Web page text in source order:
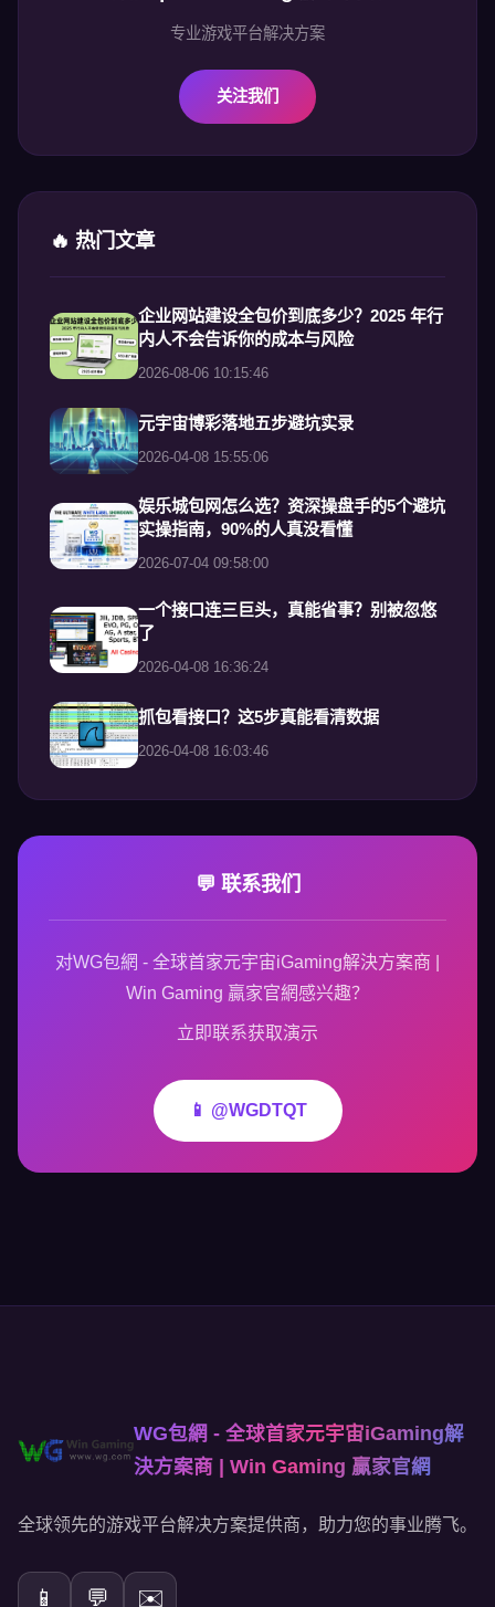
专业游戏平台解决方案
关注我们
🔥 热门文章
企业网站建设全包价到底多少？2025 年行
内人不会告诉你的成本与风险
2026-08-06 10:15:46
元宇宙博彩落地五步避坑实录
2026-04-08 15:55:06
娱乐城包网怎么选？资深操盘手的5个避坑
实操指南，90%的人真没看懂
2026-07-04 09:58:00
一个接口连三巨头，真能省事？别被忽悠
了
2026-04-08 16:36:24
抓包看接口？这5步真能看清数据
2026-04-08 16:03:46
💬 联系我们
对WG包網 - 全球首家元宇宙iGaming解決方案商 |
Win Gaming 贏家官網感兴趣？
立即联系获取演示
📱 @WGDTQT
WG包網 - 全球首家元宇宙iGaming解
決方案商 | Win Gaming 贏家官網
全球领先的游戏平台解决方案提供商，助力您的事业腾飞。
📱 💬 ✉️